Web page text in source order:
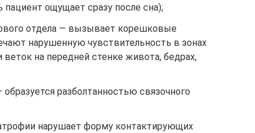
ощущает сразу после сна);
отдела — вызывает корешковые
нарушенную чувствительность в зонах
на передней стенке живота, бедрах,
разболтанностью связочного
нарушает форму контактирующих